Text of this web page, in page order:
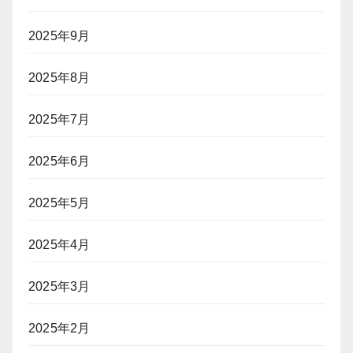
2025年9月
2025年8月
2025年7月
2025年6月
2025年5月
2025年4月
2025年3月
2025年2月